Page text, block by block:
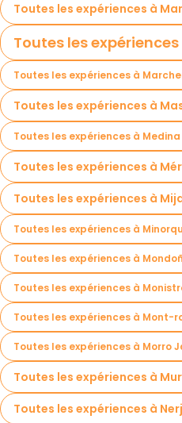
Toutes les expériences à
Toutes les
Toutes les expériences à
Toutes les expériences à
Toutes les expériences à
Toutes les expériences à
Toutes les expériences à
Toutes les expériences à
Toutes les expériences à
Toutes les expériences à
Toutes les expériences à Mont-
Toutes les expériences à Morro
Toutes les expériences à
Toutes les expériences à